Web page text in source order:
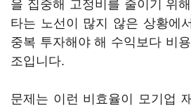
을 집중해 고정비를 줄이기 위
타는 노선이 많지 않은 상황에
중복 투자해야 해 수익보다 비
조입니다.
문제는 이런 비효율이 모기업